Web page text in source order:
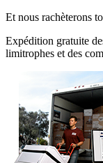
Et nous rachèterons
Expédition gratuite
limitrophes et des